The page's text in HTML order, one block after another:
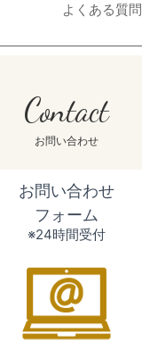
よくある質問
Contact
お問い合わせ
お問い合わせ
フォーム
※24時間受付